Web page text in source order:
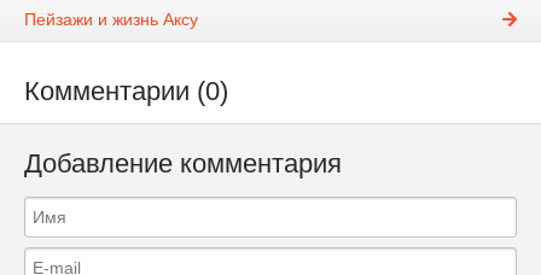
Пейзажи и жизнь Аксу
Комментарии (0)
Добавление комментария